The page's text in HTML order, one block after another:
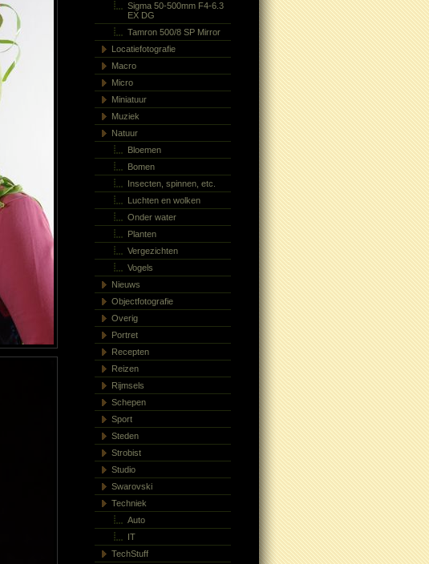
Sigma 50-500mm F4-6.3
EX DG
Tamron 500/8 SP Mirror
Locatiefotografie
Macro
Micro
Miniatuur
Muziek
Natuur
Bloemen
Bomen
Insecten, spinnen, etc.
Luchten en wolken
Onder water
Planten
Vergezichten
Vogels
Nieuws
Objectfotografie
Overig
Portret
Recepten
Reizen
Rijmsels
Schepen
Sport
Steden
Strobist
Studio
Swarovski
Techniek
Auto
IT
TechStuff